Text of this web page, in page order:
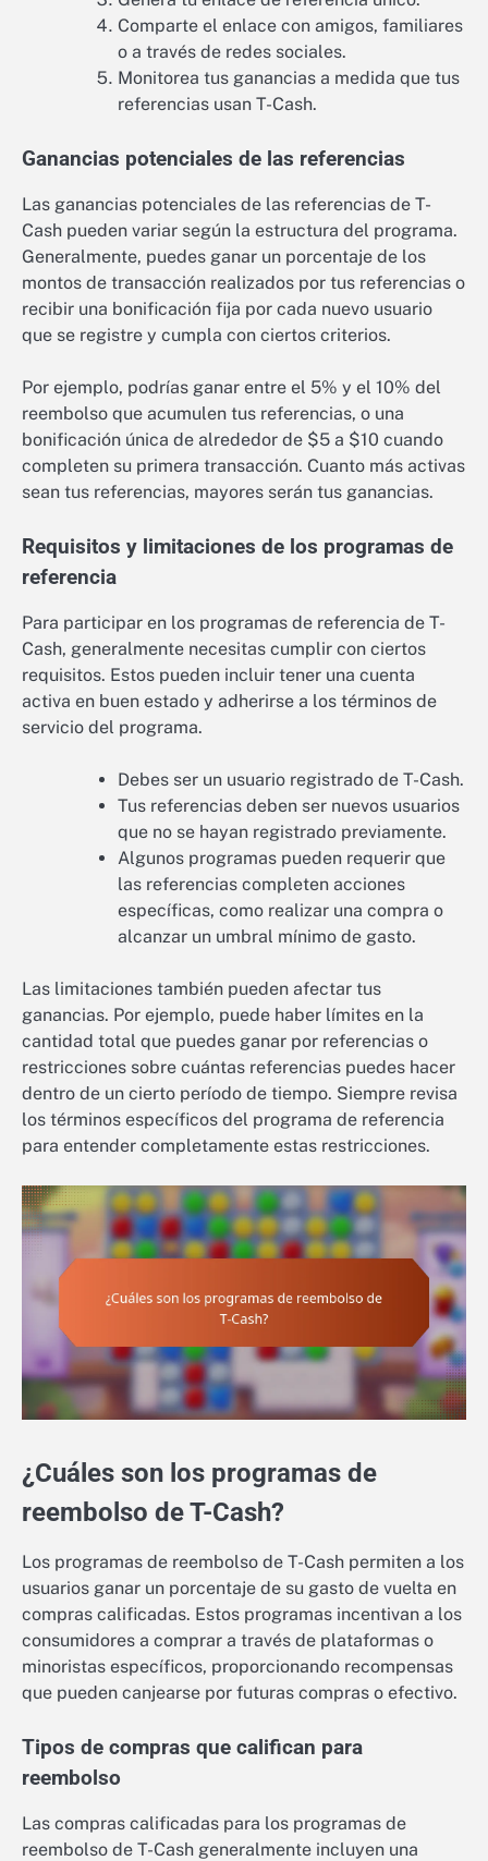
Comparte el enlace con amigos, familiares
o a través de redes sociales.
Monitorea tus ganancias a medida que tus
referencias usan T-Cash.
Ganancias potenciales de las referencias
Las ganancias potenciales de las referencias de T-
Cash pueden variar según la estructura del programa.
Generalmente, puedes ganar un porcentaje de los
montos de transacción realizados por tus referencias o
recibir una bonificación fija por cada nuevo usuario
que se registre y cumpla con ciertos criterios.
Por ejemplo, podrías ganar entre el 5% y el 10% del
reembolso que acumulen tus referencias, o una
bonificación única de alrededor de $5 a $10 cuando
completen su primera transacción. Cuanto más activas
sean tus referencias, mayores serán tus ganancias.
Requisitos y limitaciones de los programas de
referencia
Para participar en los programas de referencia de T-
Cash, generalmente necesitas cumplir con ciertos
requisitos. Estos pueden incluir tener una cuenta
activa en buen estado y adherirse a los términos de
servicio del programa.
Debes ser un usuario registrado de T-Cash.
Tus referencias deben ser nuevos usuarios
que no se hayan registrado previamente.
Algunos programas pueden requerir que
las referencias completen acciones
específicas, como realizar una compra o
alcanzar un umbral mínimo de gasto.
Las limitaciones también pueden afectar tus
ganancias. Por ejemplo, puede haber límites en la
cantidad total que puedes ganar por referencias o
restricciones sobre cuántas referencias puedes hacer
dentro de un cierto período de tiempo. Siempre revisa
los términos específicos del programa de referencia
para entender completamente estas restricciones.
¿Cuáles son los programas de
reembolso de T-Cash?
Los programas de reembolso de T-Cash permiten a los
usuarios ganar un porcentaje de su gasto de vuelta en
compras calificadas. Estos programas incentivan a los
consumidores a comprar a través de plataformas o
minoristas específicos, proporcionando recompensas
que pueden canjearse por futuras compras o efectivo.
Tipos de compras que califican para
reembolso
Las compras calificadas para los programas de
reembolso de T-Cash generalmente incluyen una